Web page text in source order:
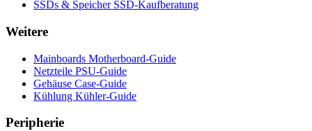
SSDs & Speicher SSD-Kaufberatung
Weitere
Mainboards Motherboard-Guide
Netzteile PSU-Guide
Gehäuse Case-Guide
Kühlung Kühler-Guide
Peripherie